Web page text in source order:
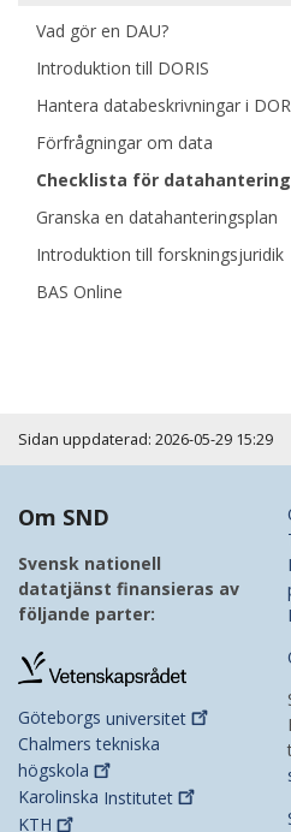
Vad gör en DAU?
Introduktion till DORIS
Hantera databeskrivningar i
Förfrågningar om data
Checklista för
Granska en datahanteringsplan
Introduktion till forskningsjuridik
BAS Online
Sidan uppdaterad: 2026-05-29 15:29
Om SND
Svensk nationell
datatjänst finansieras av
följande parter:
Göteborgs universitet
Chalmers tekniska
högskola
Karolinska Institutet
KTH